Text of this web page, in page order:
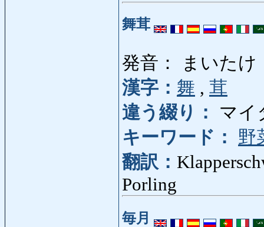
舞茸
発音： まいたけ
漢字： 舞 , 茸
違う綴り：
マイ
キーワード：
野
翻訳：
Porling
毎月